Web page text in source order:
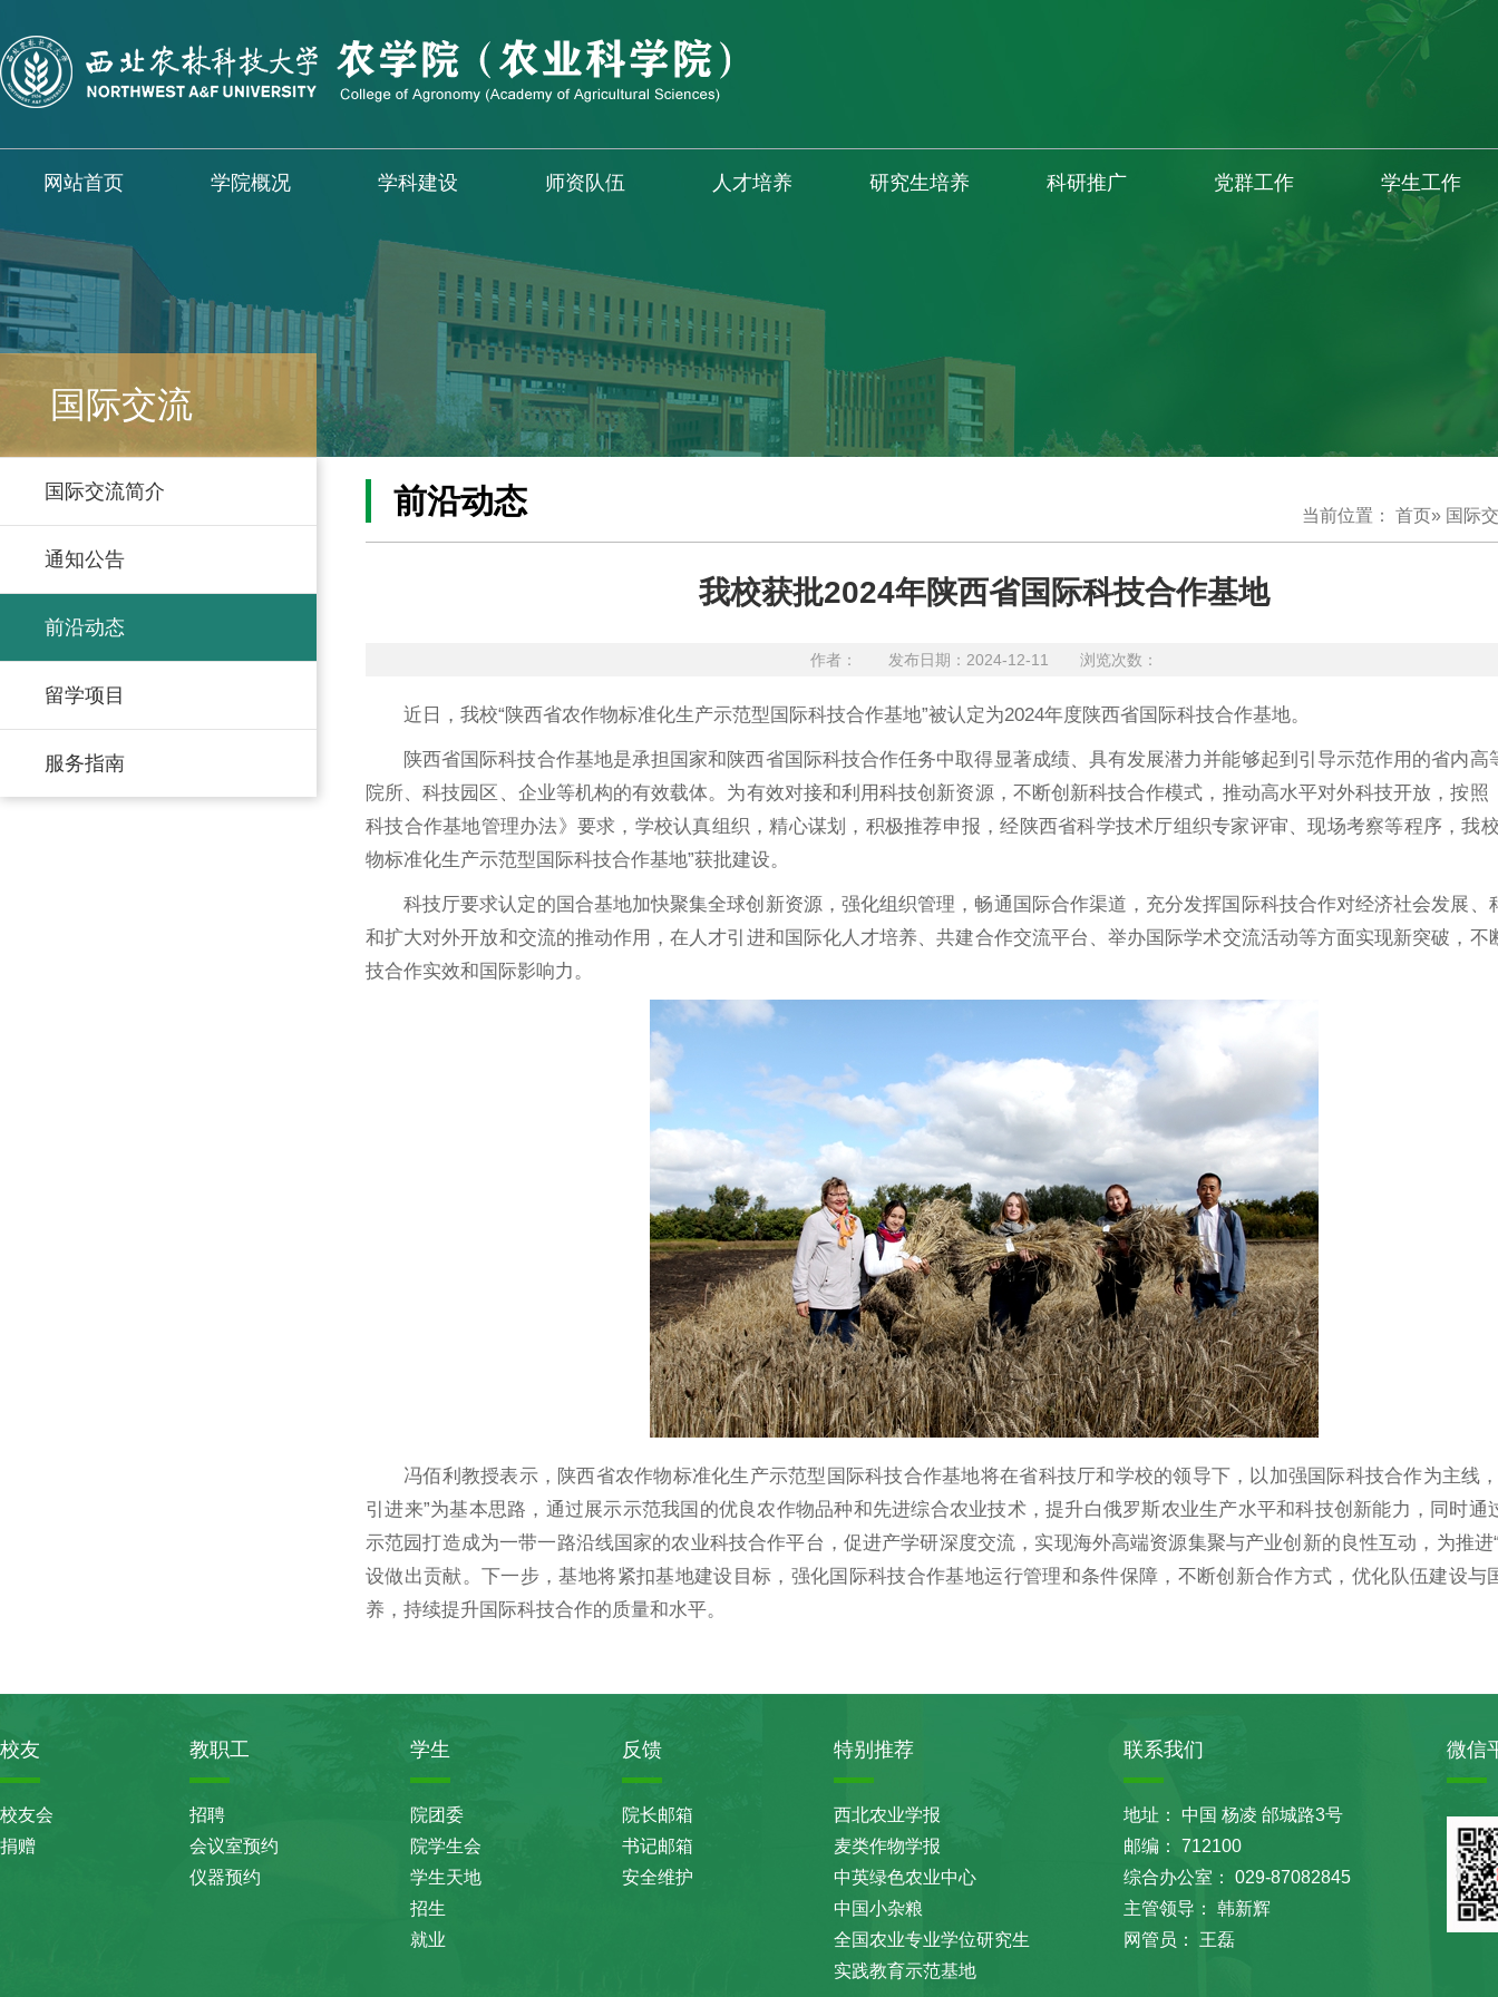
网站首页 学院概况 学科建设 师资队伍 人才培养 研究生培养 科研推广 党群工作 学生工作
国际交流
国际交流简介
通知公告
前沿动态
留学项目
服务指南
当前位置： 首页» 国际
前沿动态
我校获批2024年陕西省国际科技合作基地
作者： 发布日期：2024-12-11 浏览次数：
近日，我校“陕西省农作物标准化生产示范型国际科技合作基地”被认定为2024年度陕西省国际科技合作基地。
陕西省国际科技合作基地是承担国家和陕西省国际科技合作任务中取得显著成绩、具有发展潜力并能够起到引导示范作用的省内高
院所、科技园区、企业等机构的有效载体。为有效对接和利用科技创新资源，不断创新科技合作模式，推动高水平对外科技开放，按照
科技合作基地管理办法》要求，学校认真组织，精心谋划，积极推荐申报，经陕西省科学技术厅组织专家评审、现场考察等程序，我
物标准化生产示范型国际科技合作基地”获批建设。
科技厅要求认定的国合基地加快聚集全球创新资源，强化组织管理，畅通国际合作渠道，充分发挥国际科技合作对经济社会发展、
和扩大对外开放和交流的推动作用，在人才引进和国际化人才培养、共建合作交流平台、举办国际学术交流活动等方面实现新突破，不
技合作实效和国际影响力。
冯佰利教授表示，陕西省农作物标准化生产示范型国际科技合作基地将在省科技厅和学校的领导下，以加强国际科技合作为主线
引进来”为基本思路，通过展示示范我国的优良农作物品种和先进综合农业技术，提升白俄罗斯农业生产水平和科技创新能力，同时通
示范园打造成为一带一路沿线国家的农业科技合作平台，促进产学研深度交流，实现海外高端资源集聚与产业创新的良性互动，为推进
设做出贡献。下一步，基地将紧扣基地建设目标，强化国际科技合作基地运行管理和条件保障，不断创新合作方式，优化队伍建设与
养，持续提升国际科技合作的质量和水平。
校友
校友会
捐赠
教职工
招聘
会议室预约
仪器预约
学生
院团委
院学生会
学生天地
招生
就业
反馈
院长邮箱
书记邮箱
安全维护
特别推荐
西北农业学报
麦类作物学报
中英绿色农业中心
中国小杂粮
全国农业专业学位研究生
实践教育示范基地
联系我们
地址： 中国 杨凌 邰城路3号
邮编： 712100
综合办公室： 029-87082845
主管领导： 韩新辉
网管员： 王磊
微信